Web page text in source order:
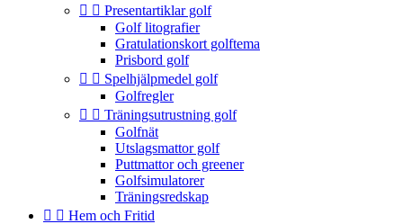
  Presentartiklar golf
Golf litografier
Gratulationskort golftema
Prisbord golf
  Spelhjälpmedel golf
Golfregler
  Träningsutrustning golf
Golfnät
Utslagsmattor golf
Puttmattor och greener
Golfsimulatorer
Träningsredskap
  Hem och Fritid